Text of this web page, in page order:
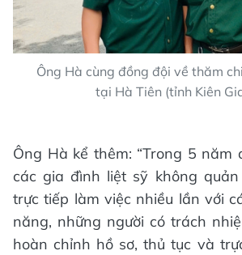
Ông Hà cùng đồng đội về thăm
tại Hà Tiên (tỉnh Kiên
Ông Hà kể thêm: “Trong 5 năm
các gia đình liệt sỹ không
trực tiếp làm việc nhiều lần với
năng, những người có trách
hoàn chỉnh hồ sơ, thủ tục và